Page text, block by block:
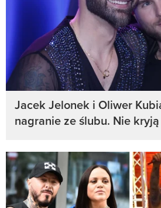
Jacek Jelonek i Oliwer
nagranie ze ślubu. Nie